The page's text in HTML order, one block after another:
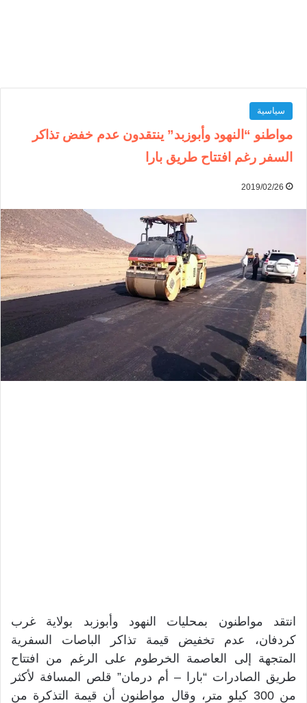
سياسية
مواطنو “النهود وأبوزبد” ينتقدون عدم خفض تذاكر
السفر رغم افتتاح طريق بارا
2019/02/26
انتقد مواطنون بمحليات النهود وأبوزبد بولاية غرب
كردفان، عدم تخفيض قيمة تذاكر الباصات السفرية
المتجهة إلى العاصمة الخرطوم على الرغم من افتتاح
طريق الصادرات “بارا – أم درمان” قلص المسافة لأكثر
من 300 كيلو متر، وقال مواطنون أن قيمة التذكرة من